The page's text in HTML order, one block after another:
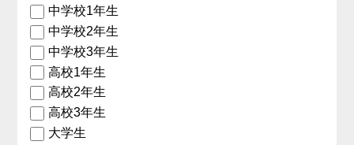
中学校1年生
中学校2年生
中学校3年生
高校1年生
高校2年生
高校3年生
大学生